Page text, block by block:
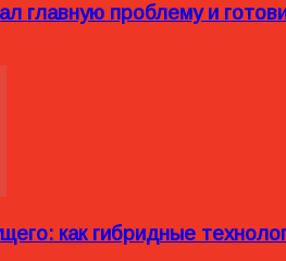
главную проблему и
как гибридные